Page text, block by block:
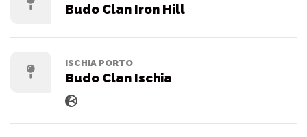
Budo Clan Iron Hill
ISCHIA PORTO
Budo Clan Ischia